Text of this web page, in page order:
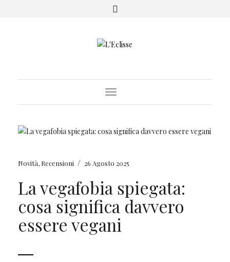
Toggle Navigation
Novità, Recensioni / 26 Agosto 2025
La vegafobia spiegata:
cosa significa davvero
essere vegani